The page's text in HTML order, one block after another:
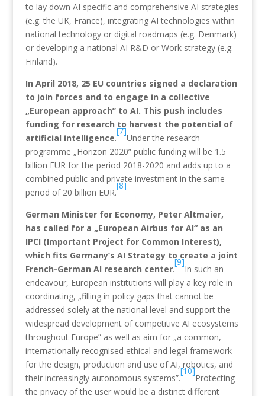
to lay down AI specific and comprehensive AI strategies
(e.g. the UK, France), integrating AI technologies within
national technology or digital roadmaps (e.g. Denmark)
or developing a national AI R&D or Work strategy (e.g.
Finland).
In April 2018, 25 EU countries signed a declaration
to join forces and to engage in a collective
„European approach” to AI. This push includes
funding for research to harvest the potential of
artificial intelligence.
[7]
Under the research
programme „Horizon 2020” public funding will be 1.5
billion EUR for the period 2018-2020 and adds up to a
combined public and private investment in the same
period of 20 billion EUR.
[8]
German Minister for Economy, Peter Altmaier,
has called for a „European Airbus for AI“ as an
IPCI (Important Project for Common Interest),
which fits Germany’s AI Strategy to create a joint
French-German AI research center.
[9]
In such an
endeavour, European institutions will play a key role in
coordinating, „filling in policy gaps that cannot be
addressed solely at the national level and support the
widespread development of competitive AI ecosystems
throughout Europe” as well as aim for „a common,
internationally recognised ethical and legal framework
for the design, production and use of AI, robotics, and
their increasingly autonomous systems”.
[10]
Protecting
the privacy of the user would be a distinct different